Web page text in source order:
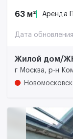
63 м² Аренда
Дата обновления
Жилой дом/ЖК
г Москва, р-н